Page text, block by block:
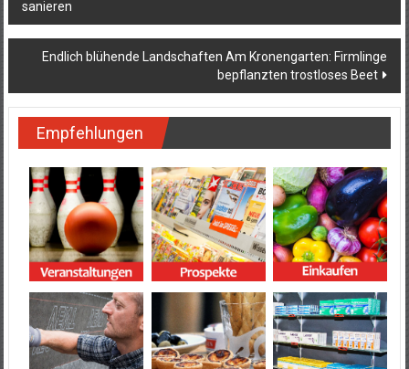
sanieren
Endlich blühende Landschaften Am Kronengarten: Firmlinge
bepflanzten trostloses Beet
Empfehlungen